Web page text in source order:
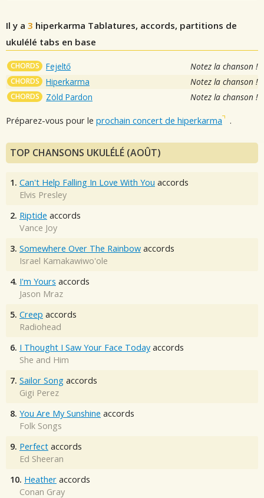
Il y a 3 hiperkarma Tablatures, accords, partitions de
ukulélé tabs en base
CHORDS Fejeltő Notez la chanson !
CHORDS Hiperkarma Notez la chanson !
CHORDS Zöld Pardon Notez la chanson !
Préparez-vous pour le prochain concert de hiperkarma .
TOP CHANSONS UKULÉLÉ (AOÛT)
1. Can't Help Falling In Love With You accords
Elvis Presley
2. Riptide accords
Vance Joy
3. Somewhere Over The Rainbow accords
Israel Kamakawiwo'ole
4. I'm Yours accords
Jason Mraz
5. Creep accords
Radiohead
6. I Thought I Saw Your Face Today accords
She and Him
7. Sailor Song accords
Gigi Perez
8. You Are My Sunshine accords
Folk Songs
9. Perfect accords
Ed Sheeran
10. Heather accords
Conan Gray